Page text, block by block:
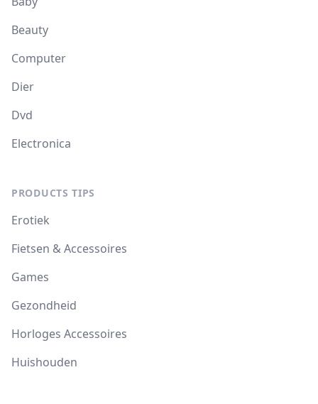
Beauty
Computer
Dier
Dvd
Electronica
PRODUCTS TIPS
Erotiek
Fietsen & Accessoires
Games
Gezondheid
Horloges Accessoires
Huishouden